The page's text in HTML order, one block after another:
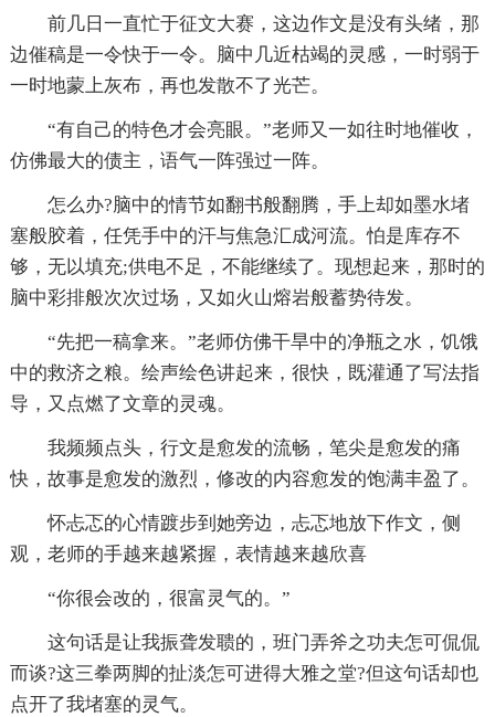
前几日一直忙于征文大赛，这边作文是没有头绪，那
边催稿是一令快于一令。脑中几近枯竭的灵感，一时弱于
一时地蒙上灰布，再也发散不了光芒。
“有自己的特色才会亮眼。”老师又一如往时地催收，
仿佛最大的债主，语气一阵强过一阵。
怎么办?脑中的情节如翻书般翻腾，手上却如墨水堵
塞般胶着，任凭手中的汗与焦急汇成河流。怕是库存不
够，无以填充;供电不足，不能继续了。现想起来，那时的
脑中彩排般次次过场，又如火山熔岩般蓄势待发。
“先把一稿拿来。”老师仿佛干旱中的净瓶之水，饥饿
中的救济之粮。绘声绘色讲起来，很快，既灌通了写法指
导，又点燃了文章的灵魂。
我频频点头，行文是愈发的流畅，笔尖是愈发的痛
快，故事是愈发的激烈，修改的内容愈发的饱满丰盈了。
怀忐忑的心情踱步到她旁边，忐忑地放下作文，侧
观，老师的手越来越紧握，表情越来越欣喜
“你很会改的，很富灵气的。”
这句话是让我振聋发聩的，班门弄斧之功夫怎可侃侃
而谈?这三拳两脚的扯淡怎可进得大雅之堂?但这句话却也
点开了我堵塞的灵气。